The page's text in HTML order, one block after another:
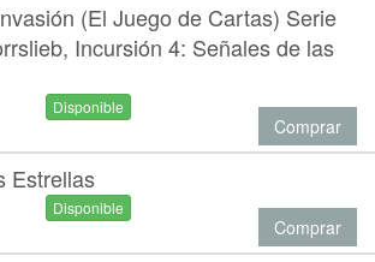
(El Juego de Cartas) Serie
Incursión 4: Señales de las
Disponible
Comprar
Estrellas
Disponible
Comprar